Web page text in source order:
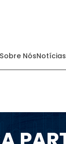
Sobre NósNotícias